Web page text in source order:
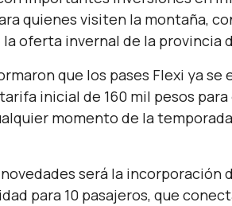
quienes visiten la montaña,
oferta invernal de la provincia
que los pases Flexi ya
inicial de 160 mil pesos
momento de la
será la incorporación
para 10 pasajeros, que